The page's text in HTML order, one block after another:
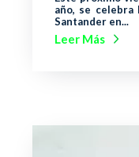
año, se celebra
Santander en...
Leer Más